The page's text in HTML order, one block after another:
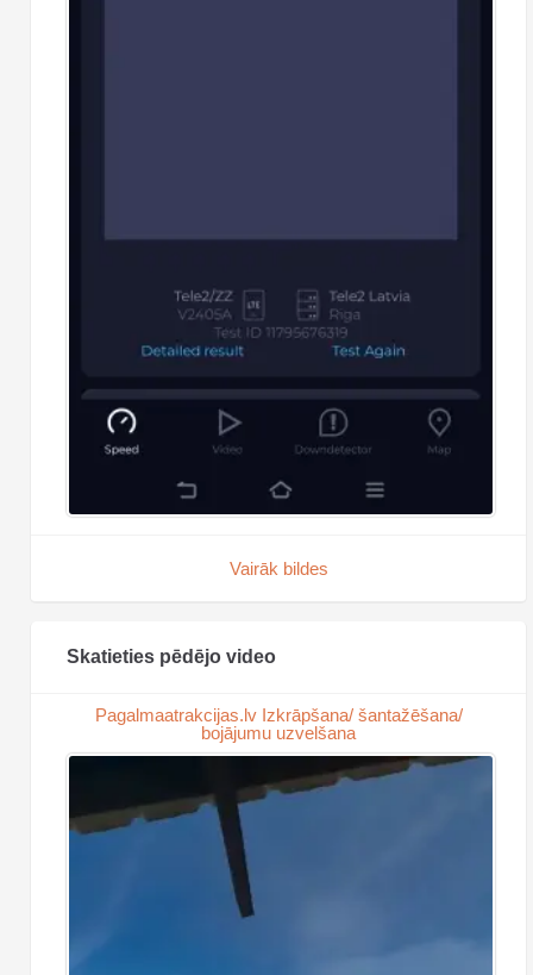
Vairāk bildes
Skatieties pēdējo video
Pagalmaatrakcijas.lv Izkrāpšana/ šantažēšana/
bojājumu uzvelšana